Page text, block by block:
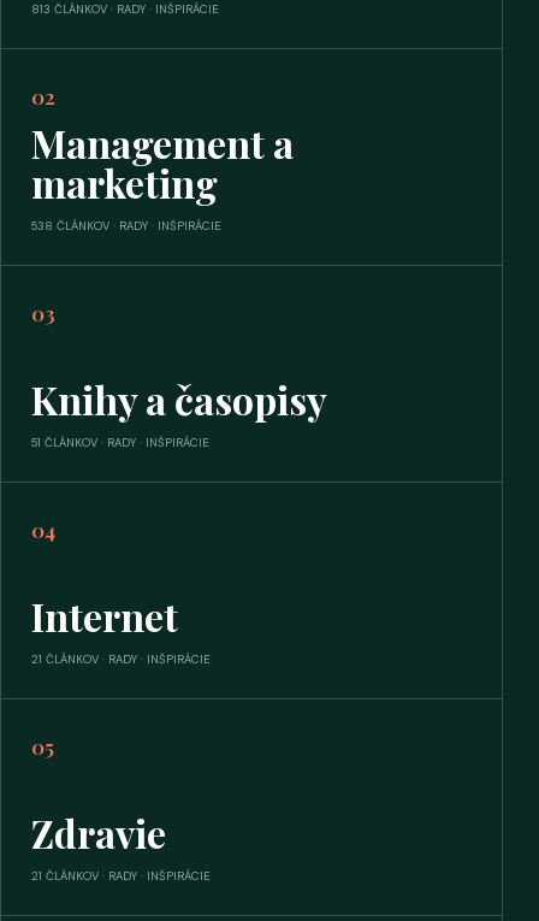
813 ČLÁNKOV · RADY · INŠPIRÁCIE
02
Management a
marketing
538 ČLÁNKOV · RADY · INŠPIRÁCIE
03
Knihy a časopisy
51 ČLÁNKOV · RADY · INŠPIRÁCIE
04
Internet
21 ČLÁNKOV · RADY · INŠPIRÁCIE
05
Zdravie
21 ČLÁNKOV · RADY · INŠPIRÁCIE